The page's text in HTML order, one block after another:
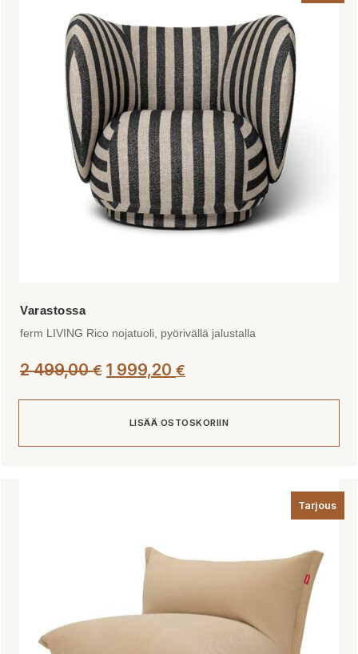
ferm LIVING Rico nojatuoli, pyörivällä jalustalla
2 499,00€ 1 999,20 €
LISÄÄ OSTOSKORIIN
Tarjous